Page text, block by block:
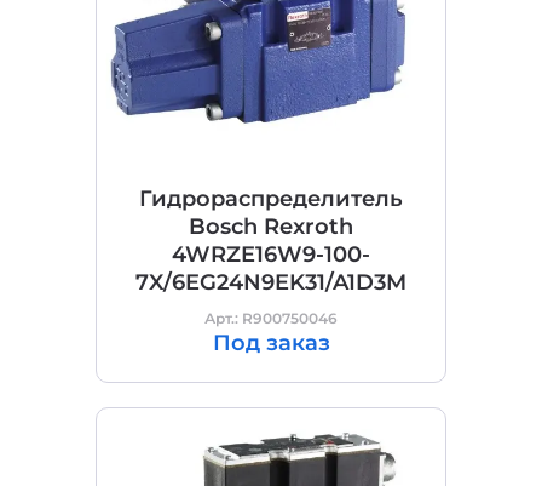
Гидрораспределитель
Bosch Rexroth
4WRZE16W9-100-
7X/6EG24N9EK31/A1D3M
Арт.: R900750046
Под заказ